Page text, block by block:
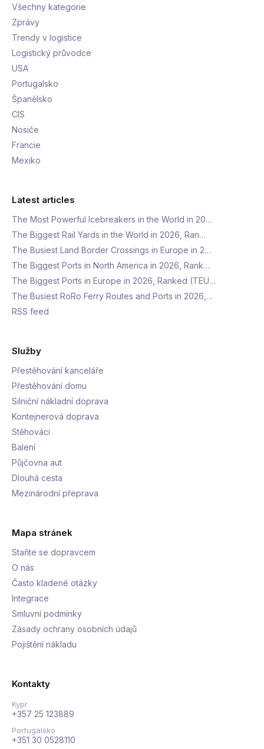
Všechny kategorie
Zprávy
Trendy v logistice
Logistický průvodce
USA
Portugalsko
Španělsko
CIS
Nosiče
Francie
Mexiko
Latest articles
The Most Powerful Icebreakers in the World in 20…
The Biggest Rail Yards in the World in 2026, Ran…
The Busiest Land Border Crossings in Europe in 2…
The Biggest Ports in North America in 2026, Rank…
The Biggest Ports in Europe in 2026, Ranked (TEU…
The Busiest RoRo Ferry Routes and Ports in 2026,…
RSS feed
Služby
Přestěhování kanceláře
Přestěhování domu
Silniční nákladní doprava
Kontejnerová doprava
Stěhováci
Balení
Půjčovna aut
Dlouhá cesta
Mezinárodní přeprava
Mapa stránek
Staňte se dopravcem
O nás
Často kladené otázky
Integrace
Smluvní podmínky
Zásady ochrany osobních údajů
Pojištění nákladu
Kontakty
Kypr
+357 25 123889
Portugalsko
+351 30 0528110